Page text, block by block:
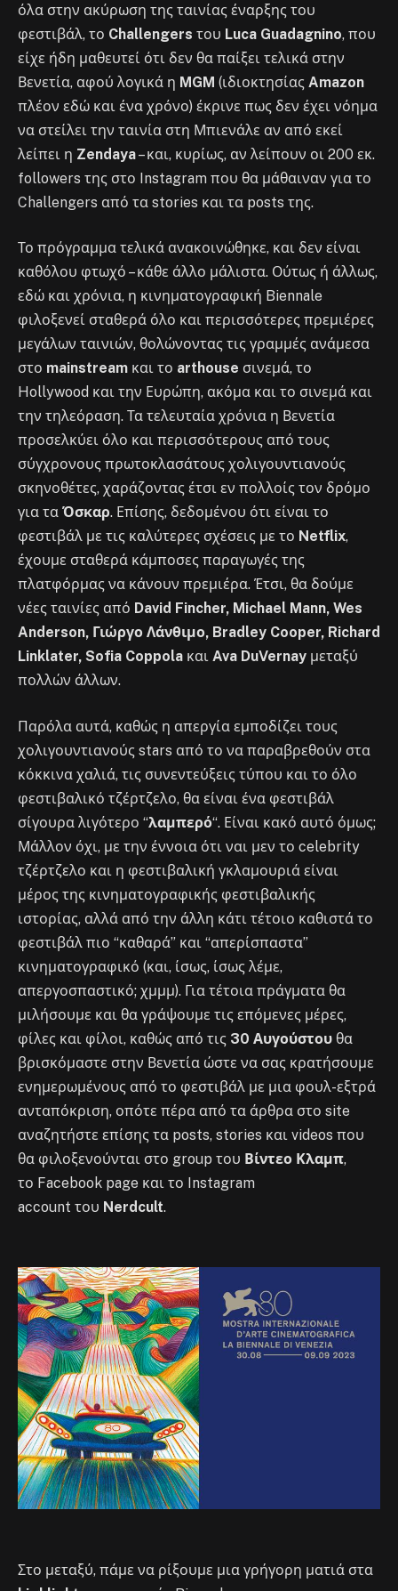
όλα στην ακύρωση της ταινίας έναρξης του
φεστιβάλ, το Challengers του Luca Guadagnino, που
είχε ήδη μαθευτεί ότι δεν θα παίξει τελικά στην
Βενετία, αφού λογικά η MGM (ιδιοκτησίας Amazon
πλέον εδώ και ένα χρόνο) έκρινε πως δεν έχει νόημα
να στείλει την ταινία στη Μπιενάλε αν από εκεί
λείπει η Zendaya– και, κυρίως, αν λείπουν οι 200 εκ.
followers της στο Instagram που θα μάθαιναν για το
Challengers από τα stories και τα posts της.
Το πρόγραμμα τελικά ανακοινώθηκε, και δεν είναι
καθόλου φτωχό – κάθε άλλο μάλιστα. Ούτως ή άλλως,
εδώ και χρόνια, η κινηματογραφική Biennale
φιλοξενεί σταθερά όλο και περισσότερες πρεμιέρες
μεγάλων ταινιών, θολώνοντας τις γραμμές ανάμεσα
στο mainstream και το arthouse σινεμά, το
Hollywood και την Ευρώπη, ακόμα και το σινεμά και
την τηλεόραση. Τα τελευταία χρόνια η Βενετία
προσελκύει όλο και περισσότερους από τους
σύγχρονους πρωτοκλασάτους χολιγουντιανούς
σκηνοθέτες, χαράζοντας έτσι εν πολλοίς τον δρόμο
για τα Όσκαρ. Επίσης, δεδομένου ότι είναι το
φεστιβάλ με τις καλύτερες σχέσεις με το Netflix,
έχουμε σταθερά κάμποσες παραγωγές της
πλατφόρμας να κάνουν πρεμιέρα. Έτσι, θα δούμε
νέες ταινίες από David Fincher, Michael Mann, Wes
Anderson, Γιώργο Λάνθιμο, Bradley Cooper, Richard
Linklater, Sofia Coppola και Ava DuVernay μεταξύ
πολλών άλλων.
Παρόλα αυτά, καθώς η απεργία εμποδίζει τους
χολιγουντιανούς stars από το να παραβρεθούν στα
κόκκινα χαλιά, τις συνεντεύξεις τύπου και το όλο
φεστιβαλικό τζέρτζελο, θα είναι ένα φεστιβάλ
σίγουρα λιγότερο “λαμπερό“. Είναι κακό αυτό όμως;
Μάλλον όχι, με την έννοια ότι ναι μεν το celebrity
τζέρτζελο και η φεστιβαλική γκλαμουριά είναι
μέρος της κινηματογραφικής φεστιβαλικής
ιστορίας, αλλά από την άλλη κάτι τέτοιο καθιστά το
φεστιβάλ πιο “καθαρά” και “απερίσπαστα”
κινηματογραφικό (και, ίσως, ίσως λέμε,
απεργοσπαστικό; χμμμ). Για τέτοια πράγματα θα
μιλήσουμε και θα γράψουμε τις επόμενες μέρες,
φίλες και φίλοι, καθώς από τις 30 Αυγούστου θα
βρισκόμαστε στην Βενετία ώστε να σας κρατήσουμε
ενημερωμένους από το φεστιβάλ με μια φουλ-εξτρά
ανταπόκριση, οπότε πέρα από τα άρθρα στο site
αναζητήστε επίσης τα posts, stories και videos που
θα φιλοξενούνται στο group του Βίντεο Κλαμπ,
το Facebook page και το Instagram
account του Nerdcult.
Στο μεταξύ, πάμε να ρίξουμε μια γρήγορη ματιά στα